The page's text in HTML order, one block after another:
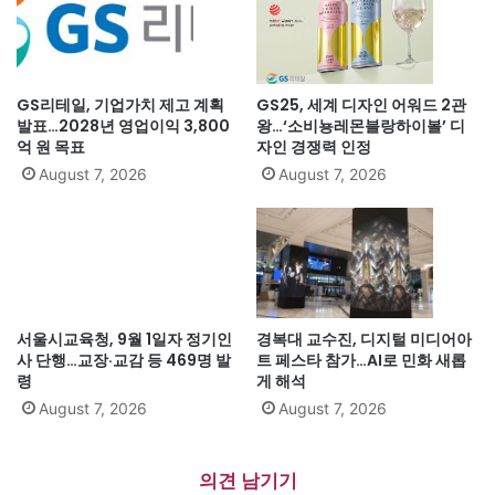
GS리테일, 기업가치 제고 계획
발표…2028년 영업이익 3,800
억 원 목표
August 7, 2026
GS25, 세계 디자인 어워드 2관
왕…‘소비뇽레몬블랑하이볼’ 디
자인 경쟁력 인정
August 7, 2026
서울시교육청, 9월 1일자 정기인
사 단행…교장·교감 등 469명 발
령
August 7, 2026
경복대 교수진, 디지털 미디어아
트 페스타 참가…AI로 민화 새롭
게 해석
August 7, 2026
의견 남기기